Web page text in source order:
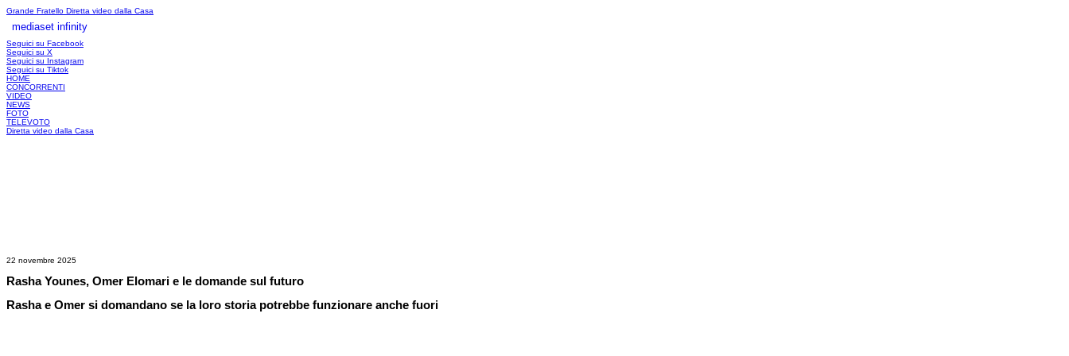
Grande Fratello Diretta video dalla Casa
mediaset infinity
Seguici su Facebook
Seguici su X
Seguici su Instagram
Seguici su Tiktok
HOME
CONCORRENTI
VIDEO
NEWS
FOTO
TELEVOTO
Diretta video dalla Casa
22 novembre 2025
Rasha Younes, Omer Elomari e le domande sul futuro
Rasha e Omer si domandano se la loro storia potrebbe funzionare anche fuori